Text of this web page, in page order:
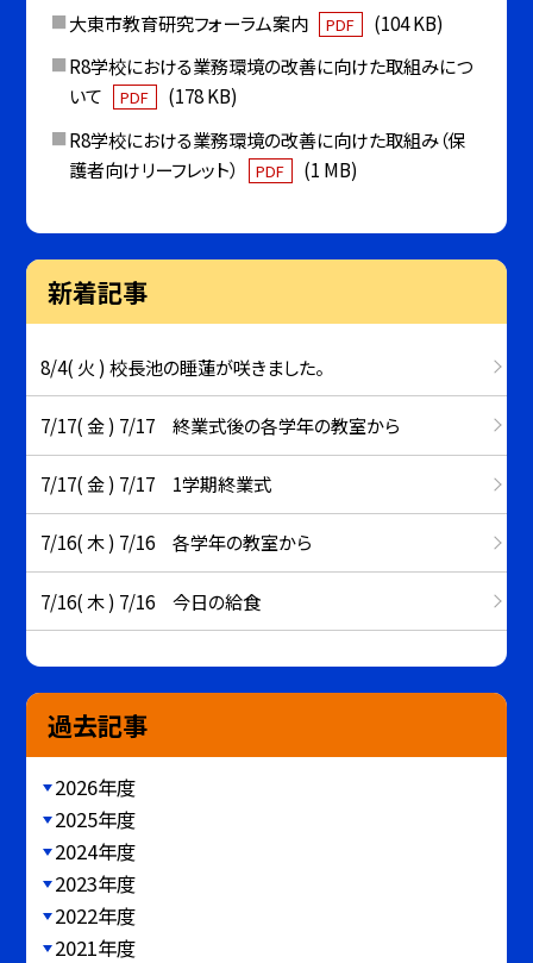
大東市教育研究フォーラム案内 PDF
(104 KB)
R8学校における業務環境の改善に向けた取組みにつ
いて
PDF
(178 KB)
R8学校における業務環境の改善に向けた取組み（保
護者向けリーフレット）
PDF (1 MB)
新着記事
8/4( 火 ) 校長池の睡蓮が咲きました。
7/17( 金 ) 7/17 終業式後の各学年の教室から
7/17( 金 ) 7/17 1学期終業式
7/16( 木 ) 7/16 各学年の教室から
7/16( 木 ) 7/16 今日の給食
過去記事
2026年度
2025年度
2024年度
2023年度
2022年度
2021年度